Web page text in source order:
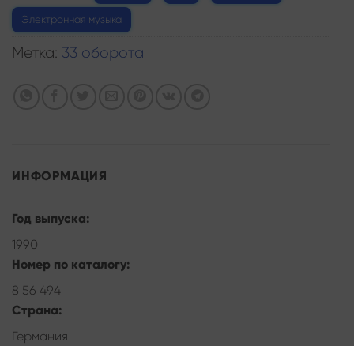
Электронная музыка
Метка: 33 оборота
ИНФОРМАЦИЯ
Год выпуска:
1990
Номер по каталогу:
8 56 494
Страна:
Германия